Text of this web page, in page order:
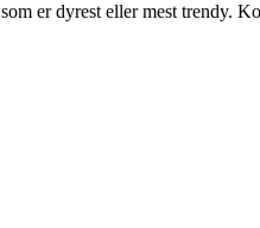
er dyrest eller mest trendy.